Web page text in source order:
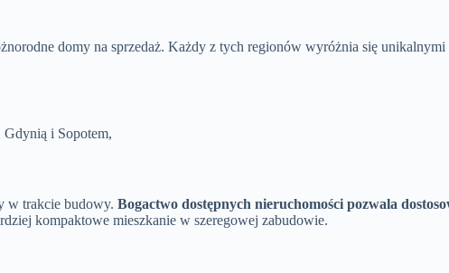
domy na sprzedaż. Każdy z tych regionów wyróżnia się
Gdynią i Sopotem,
w trakcie budowy. Bogactwo dostępnych nieruchomości pozwala
kompaktowe mieszkanie w szeregowej zabudowie.